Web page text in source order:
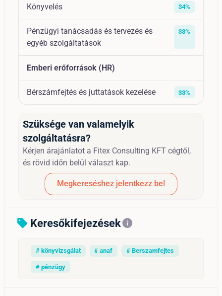
Könyvelés 34%
Pénzügyi tanácsadás és tervezés és
egyéb szolgáltatások
33%
Emberi erőforrások (HR)
Bérszámfejtés és juttatások kezelése 33%
Szüksége van valamelyik
szolgáltatásra?
Kérjen árajánlatot a Fitex Consulting KFT cégtől,
és rövid időn belül választ kap.
Megkereséshez jelentkezz be!
sell Keresőkifejezésekinfo
# könyvizsgálat # anaf # Berszamfejtes
# pénzügy